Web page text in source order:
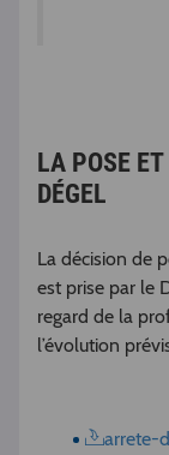
LA POSE
DÉGEL
La décision de
est prise par le
regard de la
l’évolution
arrete-